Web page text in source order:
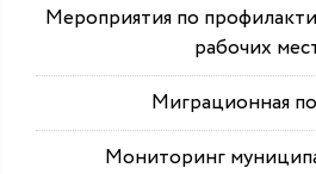
Мероприятия по
рабочих
Миграционная
Мониторинг